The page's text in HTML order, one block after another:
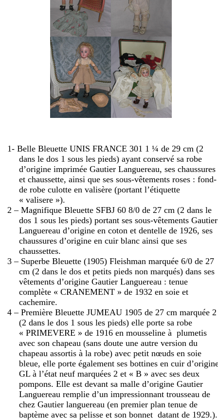
1- Belle Bleuette UNIS FRANCE 301 1 ¼ de 29 cm (2
dans le dos 1 sous les pieds) ayant conservé sa robe
d’origine imprimée Gautier Languereau, ses chaussures
et chaussette, ainsi que ses sous-vêtements roses : fond-
de robe culotte en valisère (portant l’étiquette
« valisere »).
2 – Magnifique Bleuette SFBJ 60 8/0 de 27 cm (2 dans le
dos 1 sous les pieds) portant ses sous-vêtements Gautier
Languereau d’origine en coton et dentelle de 1926, ses
chaussures d’origine en cuir blanc ainsi que ses
chaussettes.
3 – Superbe Bleuette (1905) Fleishman marquée 6/0 de 27
cm (2 dans le dos et petits pieds non marqués) dans ses
vêtements d’origine Gautier Languereau : tenue
complète « CRANEMENT » de 1932 en soie et
cachemire.
4 – Première Bleuette JUMEAU 1905 de 27 cm marquée 2
(2 dans le dos 1 sous les pieds) elle porte sa robe
« PRIMEVERE » de 1916 en mousseline à plumetis
avec son chapeau (sans doute une autre version du
chapeau assortis à la robe) avec petit nœuds en soie
bleue, elle porte également ses bottines en cuir
GL à l’état neuf marquées 2 et « B » avec ses deux
pompons. Elle est devant sa malle d’origine Gautier
Languereau remplie d’un impressionnant trousseau de
chez Gautier languereau (en premier plan tenue de
baptème avec sa pelisse et son bonnet datant de 1929.).